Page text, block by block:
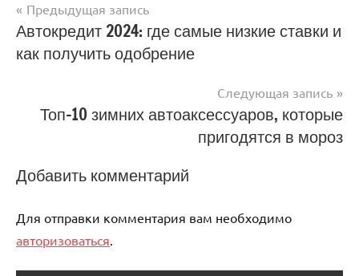
Навигация
по
Предыдущая запись
Автокредит 2024: где самые низкие ставки и
как получить одобрение
Следующая запись
Топ-10 зимних автоаксессуаров, которые
пригодятся в мороз
Добавить комментарий
Для отправки комментария вам необходимо
авторизоваться.